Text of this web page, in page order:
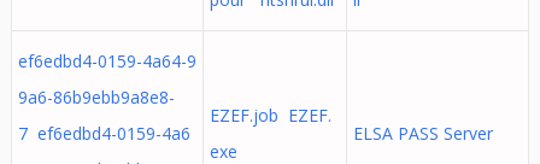
ef6edbd4-0159-4a64-9
9a6-86b9ebb9a8e8-
7 ef6edbd4-0159-4a6
EZEF.job EZEF.
exe
ELSA PASS Server